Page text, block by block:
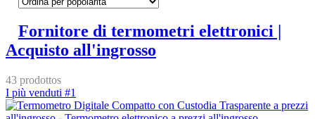
Fornitore di termometri elettronici |
Acquisto all'ingrosso
43 prodottos
I più venduti #1